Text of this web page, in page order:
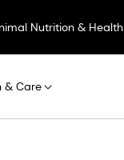
Nutrition & Health
& Care